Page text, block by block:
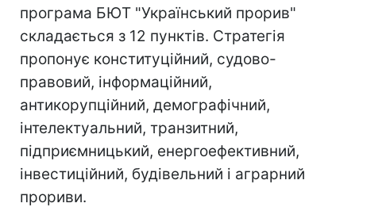
програма БЮТ "Український прорив"
складається з 12 пунктів. Стратегія
пропонує конституційний, судово-
правовий, інформаційний,
антикорупційний, демографічний,
інтелектуальний, транзитний,
підприємницький, енергоефективний,
інвестиційний, будівельний і аграрний
прориви.